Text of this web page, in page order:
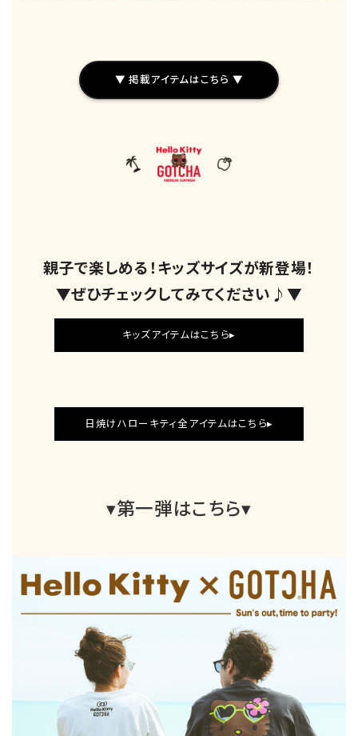
▼ 掲載アイテムはこちら ▼
親子で楽しめる！キッズサイズが新登場！
▼ぜひチェックしてみてください♪▼
キッズアイテムはこちら▸
日焼けハローキティ全アイテムはこちら▸
▾第一弾はこちら▾